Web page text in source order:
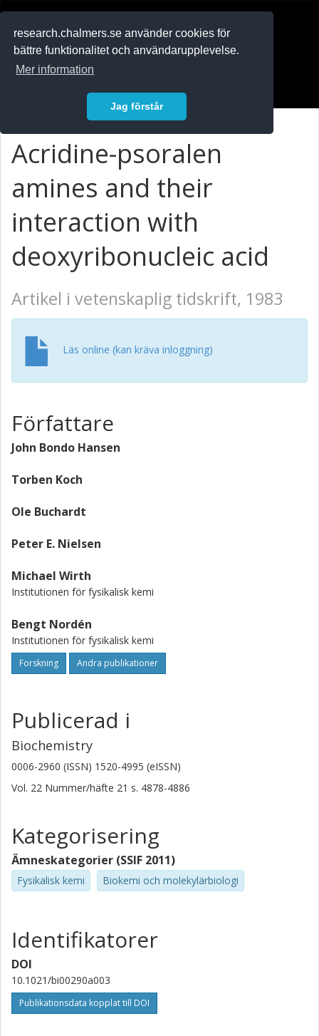
research.chalmers.se använder cookies för
bättre funktionalitet och användarupplevelse.
Mer information
Jag förstår
Acridine-psoralen
amines and their
interaction with
deoxyribonucleic acid
Artikel i vetenskaplig tidskrift, 1983
Läs online (kan kräva inloggning)
Författare
John Bondo Hansen
Torben Koch
Ole Buchardt
Peter E. Nielsen
Michael Wirth
Institutionen för fysikalisk kemi
Bengt Nordén
Institutionen för fysikalisk kemi
Forskning Andra publikationer
Publicerad i
Biochemistry
0006-2960 (ISSN) 1520-4995 (eISSN)
Vol. 22 Nummer/häfte 21 s. 4878-4886
Kategorisering
Ämneskategorier (SSIF 2011)
Fysikalisk kemi Biokemi och molekylärbiologi
Identifikatorer
DOI
10.1021/bi00290a003
Publikationsdata kopplat till DOI